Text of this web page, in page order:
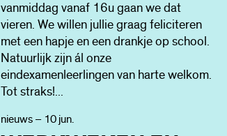
vanmiddag vanaf 16u gaan we dat
vieren. We willen jullie graag feliciteren
met een hapje en een drankje op school.
Natuurlijk zijn ál onze
eindexamenleerlingen van harte welkom.
Tot straks!...
nieuws – 10 jun.